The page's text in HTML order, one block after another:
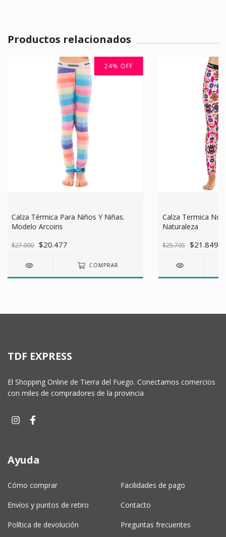
Productos relacionados
24% OFF
Calza Térmica Para Niños Y Niñas.
Modelo Arcoiris
$27.000 $20.477
COMPRAR
Calza Termica
Naturaleza
$25.705 $21.849
TDF EXPRESS
El Shopping Online de Tierra del Fuego. Conectamos comercios
con miles de compradores de la provincia
Ayuda
Cómo comprar Facilidades de pago
Envíos y puntos de retiro Contacto
Política de devolución Preguntas frecuentes